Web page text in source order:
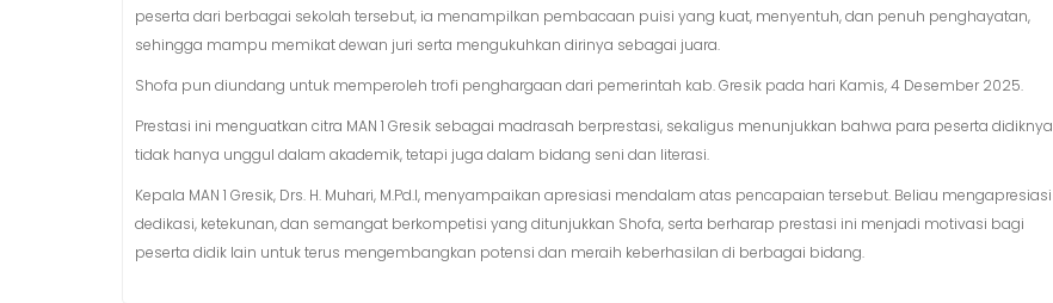
peserta dari berbagai sekolah tersebut, ia menampilkan pembacaan puisi yang kuat, menyentuh, dan penuh penghayatan,
sehingga mampu memikat dewan juri serta mengukuhkan dirinya sebagai juara.
Shofa pun diundang untuk memperoleh trofi penghargaan dari pemerintah kab. Gresik pada hari Kamis, 4 Desember 2025.
Prestasi ini menguatkan citra MAN 1 Gresik sebagai madrasah berprestasi, sekaligus menunjukkan bahwa para peserta didiknya
tidak hanya unggul dalam akademik, tetapi juga dalam bidang seni dan literasi.
Kepala MAN 1 Gresik, Drs. H. Muhari, M.Pd.I, menyampaikan apresiasi mendalam atas pencapaian tersebut. Beliau mengapresiasi
dedikasi, ketekunan, dan semangat berkompetisi yang ditunjukkan Shofa, serta berharap prestasi ini menjadi motivasi bagi
peserta didik lain untuk terus mengembangkan potensi dan meraih keberhasilan di berbagai bidang.